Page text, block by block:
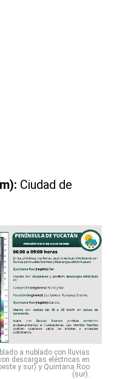
Ciudad de
a nublado con lluvias
descargas eléctricas en
y sur) y Quintana Roo
(sur).